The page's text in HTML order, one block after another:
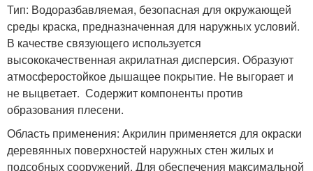
Тип: Водоразбавляемая, безопасная для окружающей
среды краска, предназначенная для наружных условий.
В качестве связующего используется
высококачественная акрилатная дисперсия. Образуют
атмосферостойкое дышащее покрытие. Не выгорает и
не выцветает. Содержит компоненты против
образования плесени.
Область применения: Акрилин применяется для окраски
деревянных поверхностей наружных стен жилых и
подсобных сооружений. Для обеспечения максимальной